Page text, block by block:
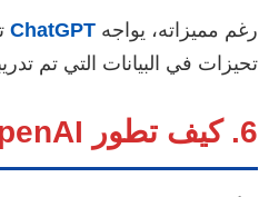
رغم مميزاته، يواجه ChatGPT
تحيزات في البيانات التي تم
6. كيف تطور OpenAI نموذج ChatGPT؟